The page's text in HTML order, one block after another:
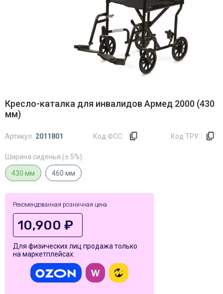
Кресло-каталка для инвалидов Армед 2000 (430
мм)
Артикул: 2011801 Код ФСС: Код ТРУ:
Ширина сиденья (± 5%):
430 мм 460 мм
Рекомендованная розничная цена
10,900 ₽
Для физических лиц продажа только
на маркетплейсах: